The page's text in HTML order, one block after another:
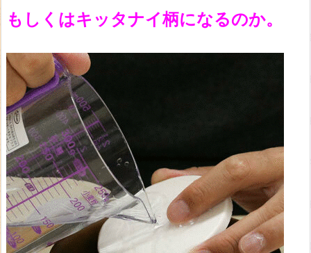
もしくはキッタナイ柄になるのか。